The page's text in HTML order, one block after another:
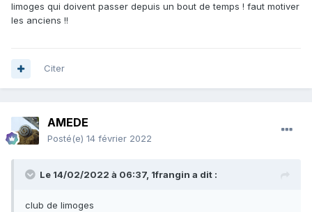
limoges qui doivent passer depuis un bout de temps ! faut motiver
les anciens !!
Citer
AMEDE
Posté(e) 14 février 2022
Le 14/02/2022 à 06:37, 1frangin a dit :
club de limoges